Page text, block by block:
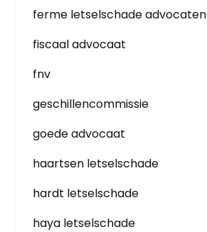
ferme letselschade advocaten
fiscaal advocaat
fnv
geschillencommissie
goede advocaat
haartsen letselschade
hardt letselschade
haya letselschade